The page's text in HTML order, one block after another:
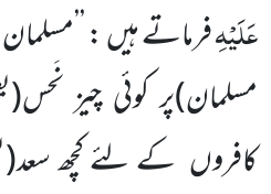
عَلَیْہِفرماتے ہیں :
مسلمان)پر کوئی چیز نَحس
کافروں کے لئے کچھ سعد